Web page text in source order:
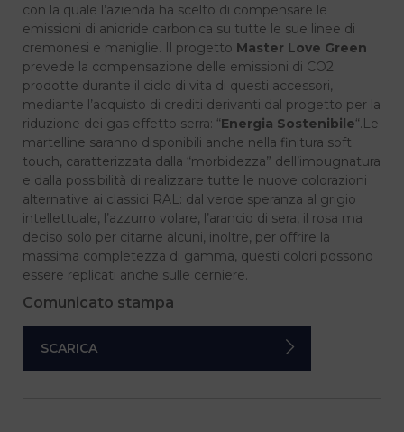
con la quale l’azienda ha scelto di compensare le
emissioni di anidride carbonica su tutte le sue linee di
cremonesi e maniglie. Il progetto Master Love Green
prevede la compensazione delle emissioni di CO2
prodotte durante il ciclo di vita di questi accessori,
mediante l’acquisto di crediti derivanti dal progetto per la
riduzione dei gas effetto serra: “Energia Sostenibile“.Le
martelline saranno disponibili anche nella finitura soft
touch, caratterizzata dalla “morbidezza” dell’impugnatura
e dalla possibilità di realizzare tutte le nuove colorazioni
alternative ai classici RAL: dal verde speranza al grigio
intellettuale, l’azzurro volare, l’arancio di sera, il rosa ma
deciso solo per citarne alcuni, inoltre, per offrire la
massima completezza di gamma, questi colori possono
essere replicati anche sulle cerniere.
Comunicato stampa
SCARICA